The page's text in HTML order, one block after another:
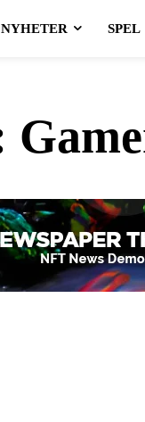
NYHETER SPEL